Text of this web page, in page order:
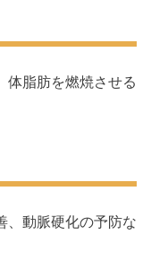
体脂肪を燃焼させる
、動脈硬化の予防な